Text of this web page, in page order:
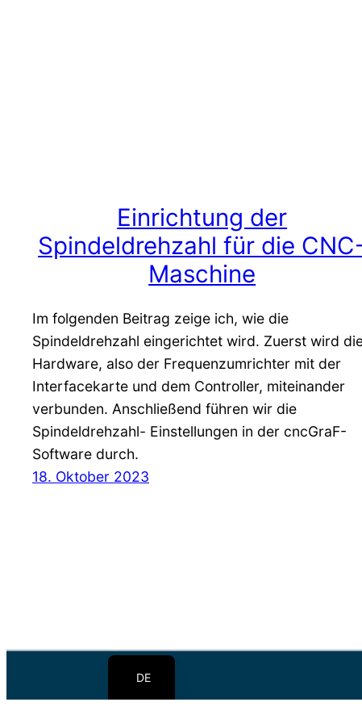
Einrichtung der
Spindeldrehzahl für die
Maschine
Im folgenden Beitrag zeige ich, wie die
Spindeldrehzahl eingerichtet wird. Zuerst wird
Hardware, also der Frequenzumrichter mit der
Interfacekarte und dem Controller, miteinander
verbunden. Anschließend führen wir die
Spindeldrehzahl- Einstellungen in der cncGraF-
Software durch.
18. Oktober 2023
DE
PL